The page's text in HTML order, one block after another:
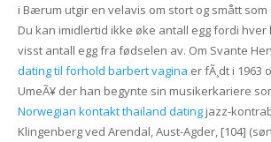
i Bærum utgir en velavis om stort og smått som
Du kan imidlertid ikke øke antall egg fordi
visst antall egg fra fødselen av. Om Svante
dating til forhold barbert vagina er fÃ¸dt i 1963
UmeÃ¥ der han begynte sin musikerkariere
Norwegian kontakt thailand datingjazz-
Klingenberg ved Arendal, Aust-Agder, [104]